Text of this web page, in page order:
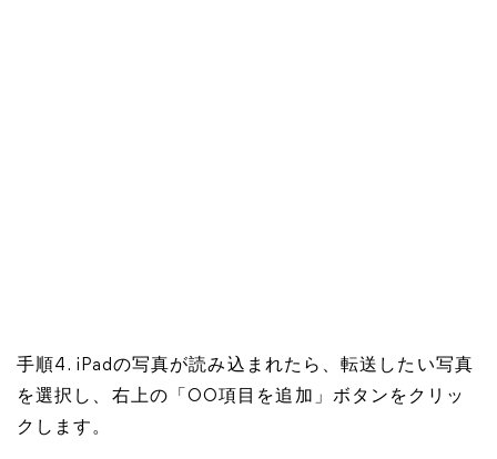
手順4. iPadの写真が読み込まれたら、転送したい写真
を選択し、右上の「○○項目を追加」ボタンをクリッ
クします。